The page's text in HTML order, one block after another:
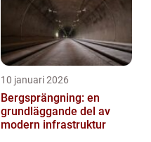
10 januari 2026
Bergsprängning: en
grundläggande del av
modern infrastruktur